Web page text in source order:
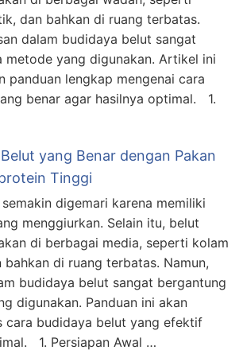
dan bahkan di ruang terbatas.
dalam budidaya belut sangat
metode yang digunakan. Artikel ini
panduan lengkap mengenai cara
benar agar hasilnya optimal. 1.
yang Benar dengan Pakan
Tinggi
digemari karena memiliki
menggiurkan. Selain itu, belut
di berbagai media, seperti kolam
di ruang terbatas. Namun,
budidaya belut sangat bergantung
digunakan. Panduan ini akan
cara budidaya belut yang efektif
1. Persiapan Awal …